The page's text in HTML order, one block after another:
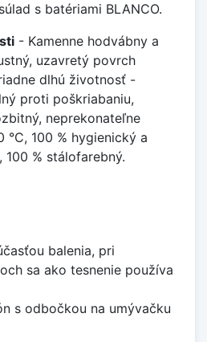
s batériami BLANCO.
- Kamenne hodvábny a
uzavretý povrch
dlhú životnosť -
proti poškriabaniu,
neprekonateľne
100 % hygienický a
% stálofarebný.
balenia, pri
sa ako tesnenie používa
s odbočkou na umývačku